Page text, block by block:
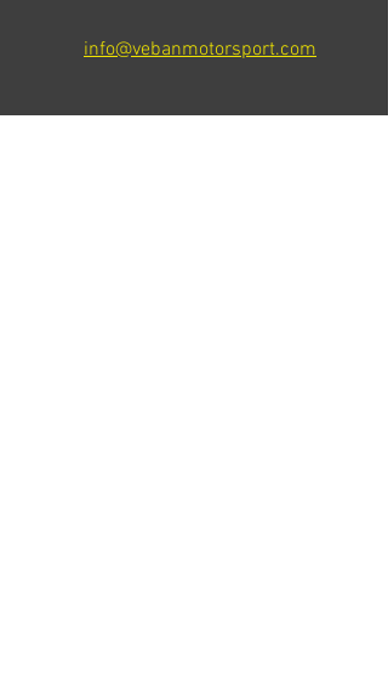
info@vebanmotorsport.com